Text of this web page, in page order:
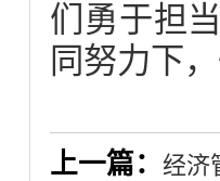
们勇于担
同努力下
上一篇： 经济